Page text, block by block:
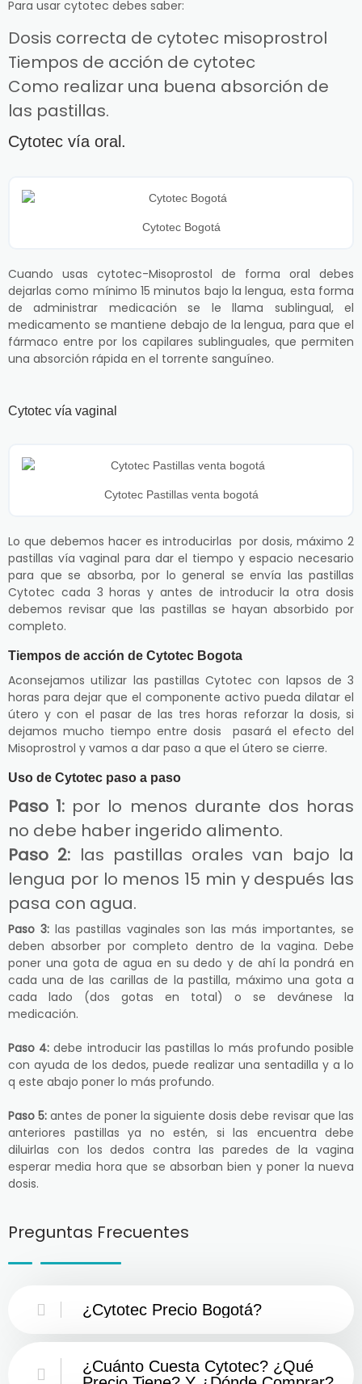
Para usar cytotec debes saber:
Dosis correcta de cytotec misoprostrol
Tiempos de acción de cytotec
Como realizar una buena absorción de
las pastillas.
Cytotec vía oral.
Cytotec Bogotá
Cuando usas cytotec-Misoprostol de forma oral debes
dejarlas como mínimo 15 minutos bajo la lengua, esta forma
de administrar medicación se le llama sublingual, el
medicamento se mantiene debajo de la lengua, para que el
fármaco entre por los capilares sublinguales, que permiten
una absorción rápida en el torrente sanguíneo.
Cytotec vía vaginal
Cytotec Pastillas venta bogotá
Lo que debemos hacer es introducirlas por dosis, máximo 2
pastillas vía vaginal para dar el tiempo y espacio necesario
para que se absorba, por lo general se envía las pastillas
Cytotec cada 3 horas y antes de introducir la otra dosis
debemos revisar que las pastillas se hayan absorbido por
completo.
Tiempos de acción de Cytotec Bogota
Aconsejamos utilizar las pastillas Cytotec con lapsos de 3
horas para dejar que el componente activo pueda dilatar el
útero y con el pasar de las tres horas reforzar la dosis, si
dejamos mucho tiempo entre dosis pasará el efecto del
Misoprostrol y vamos a dar paso a que el útero se cierre.
Uso de Cytotec paso a paso
Paso 1: por lo menos durante dos horas
no debe haber ingerido alimento.
Paso 2: las pastillas orales van bajo la
lengua por lo menos 15 min y después las
pasa con agua.
Paso 3:las pastillas vaginales son las más importantes, se
deben absorber por completo dentro de la vagina. Debe
poner una gota de agua en su dedo y de ahí la pondrá en
cada una de las carillas de la pastilla, máximo una gota a
cada lado (dos gotas en total) o se devánese la
medicación.
Paso 4: debe introducir las pastillas lo más profundo posible
con ayuda de los dedos, puede realizar una sentadilla y a lo
q este abajo poner lo más profundo.
Paso 5: antes de poner la siguiente dosis debe revisar que las
anteriores pastillas ya no estén, si las encuentra debe
diluirlas con los dedos contra las paredes de la vagina
esperar media hora que se absorban bien y poner la nueva
dosis.
Preguntas Frecuentes
¿Cytotec Precio Bogotá?
¿Cuánto Cuesta Cytotec? ¿Qué